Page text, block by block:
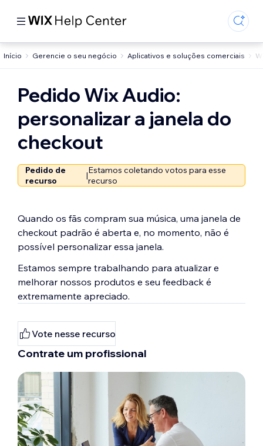
Início Gerencie o seu negócio Aplicativos e soluções comerciais
Pedido Wix Audio:
personalizar a janela do
checkout
Pedido de
recurso
|Estamos coletando votos para esse
recurso
Quando os fãs compram sua música, uma janela de
checkout padrão é aberta e, no momento, não é
possível personalizar essa janela.
Estamos sempre trabalhando para atualizar e
melhorar nossos produtos e seu feedback é
extremamente apreciado.
Vote nesse recurso
Contrate um profissional